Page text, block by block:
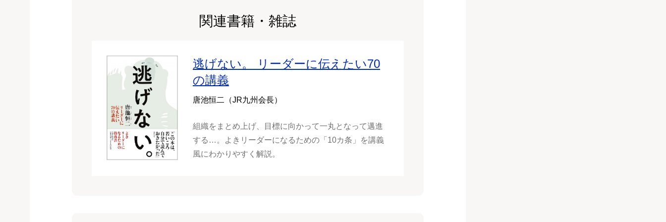
関連書籍・雑誌
逃げない。 リーダーに伝えたい70
の講義
唐池恒二（JR九州会長）
組織をまとめ上げ、目標に向かって一丸となって邁進
する…。よきリーダーになるための「10カ条」を講義
風にわかりやすく解説。